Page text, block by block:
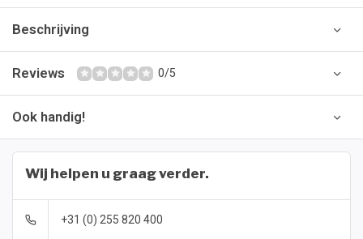
Beschrijving
Reviews 0/5
Ook handig!
Wij helpen u graag verder.
+31 (0) 255 820 400